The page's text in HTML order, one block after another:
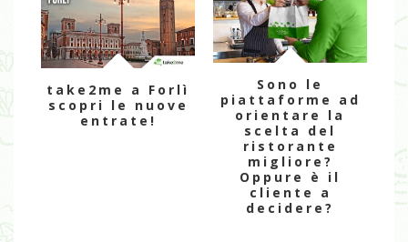
take2me a Forlì
scopri le nuove
entrate!
Sono le
piattaforme ad
orientare la
scelta del
ristorante
migliore?
Oppure è il
cliente a
decidere?